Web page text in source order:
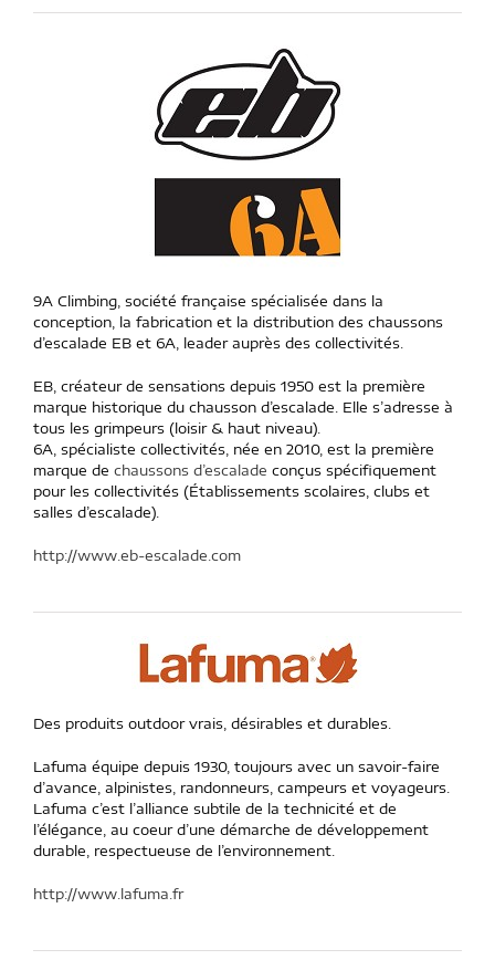
9A Climbing, société française spécialisée dans la
conception, la fabrication et la distribution des chaussons
d’escalade EB et 6A, leader auprès des collectivités.
EB, créateur de sensations depuis 1950 est la première
marque historique du chausson d’escalade. Elle s’adresse à
tous les grimpeurs (loisir & haut niveau).
6A, spécialiste collectivités, née en 2010, est la première
marque de chaussons d’escalade conçus spécifiquement
pour les collectivités (Établissements scolaires, clubs et
salles d’escalade).
http://www.eb-escalade.com
Des produits outdoor vrais, désirables et durables.
Lafuma équipe depuis 1930, toujours avec un savoir-faire
d’avance, alpinistes, randonneurs, campeurs et voyageurs.
Lafuma c’est l’alliance subtile de la technicité et de
l’élégance, au coeur d’une démarche de développement
durable, respectueuse de l’environnement.
http://www.lafuma.fr